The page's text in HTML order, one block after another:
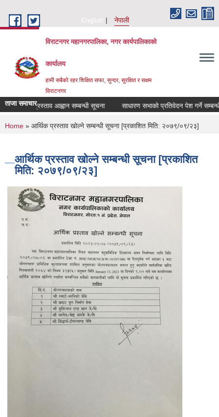
English
नेपाली
विराटनगर महानगरपालिका, नगर कार्यपालिकाको
कार्यालय
हामी सबैको रहर शिक्षित सफा, सुन्दर, सुरक्षित र सक्षम
विराटनगर
ताजा समाचारप्रस्ताव आह्वान सम्बन्धी सूचना साधारण सभाको प्रतिवेदन पेश गर्ने
You are here
Home » आर्थिक प्रस्ताव खोल्ने सम्बन्धी सूचना [प्रकाशित मिति: २०७९/०९/२३]
आर्थिक प्रस्ताव खोल्ने सम्बन्धी सूचना [प्रकाशित
मिति: २०७९/०९/२३]